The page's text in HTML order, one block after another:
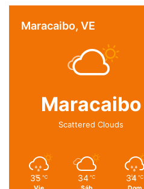
Maracaibo, VE
Maracaibo
Scattered Clouds
35 ℃ 34 ℃ 34 ℃